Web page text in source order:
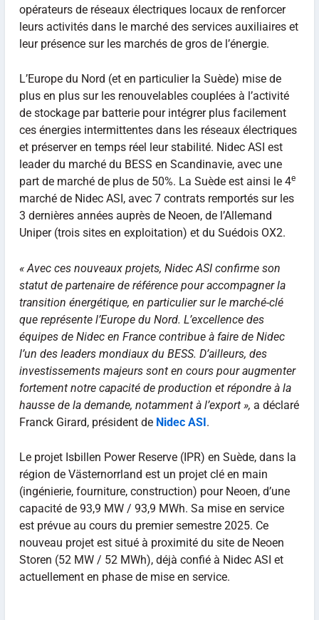
opérateurs de réseaux électriques locaux de renforcer
leurs activités dans le marché des services auxiliaires et
leur présence sur les marchés de gros de l’énergie.
L’Europe du Nord (et en particulier la Suède) mise de
plus en plus sur les renouvelables couplées à l’activité
de stockage par batterie pour intégrer plus facilement
ces énergies intermittentes dans les réseaux électriques
et préserver en temps réel leur stabilité. Nidec ASI est
leader du marché du BESS en Scandinavie, avec une
part de marché de plus de 50%. La Suède est ainsi le 4e
marché de Nidec ASI, avec 7 contrats remportés sur les
3 dernières années auprès de Neoen, de l’Allemand
Uniper (trois sites en exploitation) et du Suédois OX2.
« Avec ces nouveaux projets, Nidec ASI confirme son
statut de partenaire de référence pour accompagner la
transition énergétique, en particulier sur le marché-clé
que représente l’Europe du Nord. L’excellence des
équipes de Nidec en France contribue à faire de Nidec
l’un des leaders mondiaux du BESS. D’ailleurs, des
investissements majeurs sont en cours pour augmenter
fortement notre capacité de production et répondre à la
hausse de la demande, notamment à l’export », a déclaré
Franck Girard, président de Nidec ASI.
Le projet Isbillen Power Reserve (IPR) en Suède, dans la
région de Västernorrland est un projet clé en main
(ingénierie, fourniture, construction) pour Neoen, d’une
capacité de 93,9 MW / 93,9 MWh. Sa mise en service
est prévue au cours du premier semestre 2025. Ce
nouveau projet est situé à proximité du site de Neoen
Storen (52 MW / 52 MWh), déjà confié à Nidec ASI et
actuellement en phase de mise en service.